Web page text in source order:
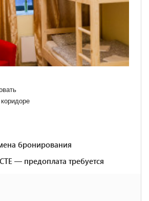
бронирования
— предоплата требуется